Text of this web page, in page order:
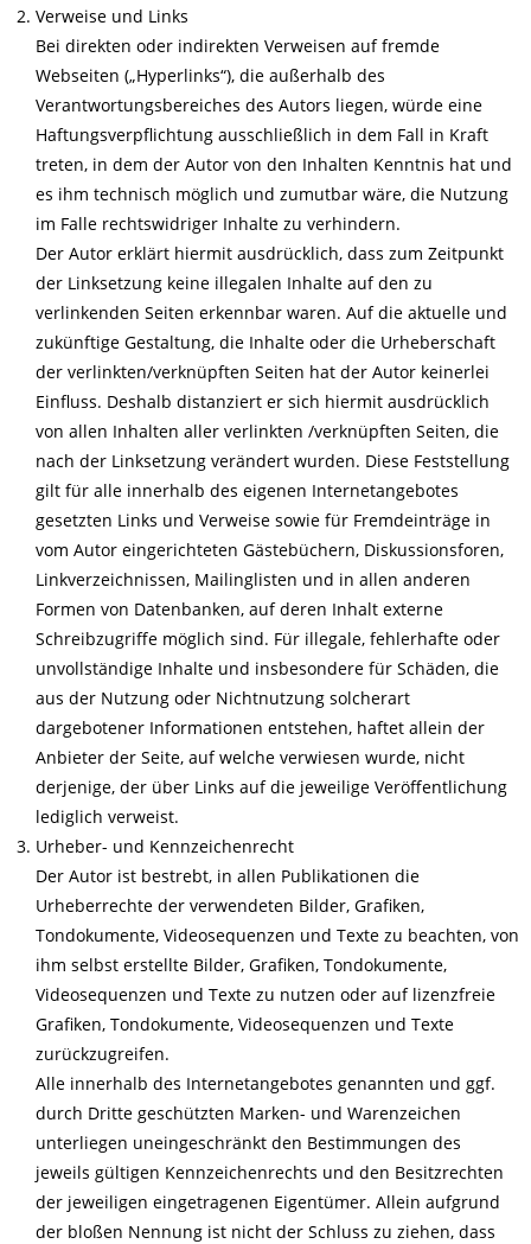
Verweise und Links
Bei direkten oder indirekten Verweisen auf fremde
Webseiten („Hyperlinks“), die außerhalb des
Verantwortungsbereiches des Autors liegen, würde eine
Haftungsverpflichtung ausschließlich in dem Fall in Kraft
treten, in dem der Autor von den Inhalten Kenntnis hat und
es ihm technisch möglich und zumutbar wäre, die Nutzung
im Falle rechtswidriger Inhalte zu verhindern.
Der Autor erklärt hiermit ausdrücklich, dass zum Zeitpunkt
der Linksetzung keine illegalen Inhalte auf den zu
verlinkenden Seiten erkennbar waren. Auf die aktuelle und
zukünftige Gestaltung, die Inhalte oder die Urheberschaft
der verlinkten/verknüpften Seiten hat der Autor keinerlei
Einfluss. Deshalb distanziert er sich hiermit ausdrücklich
von allen Inhalten aller verlinkten /verknüpften Seiten, die
nach der Linksetzung verändert wurden. Diese Feststellung
gilt für alle innerhalb des eigenen Internetangebotes
gesetzten Links und Verweise sowie für Fremdeinträge in
vom Autor eingerichteten Gästebüchern, Diskussionsforen,
Linkverzeichnissen, Mailinglisten und in allen anderen
Formen von Datenbanken, auf deren Inhalt externe
Schreibzugriffe möglich sind. Für illegale, fehlerhafte oder
unvollständige Inhalte und insbesondere für Schäden, die
aus der Nutzung oder Nichtnutzung solcherart
dargebotener Informationen entstehen, haftet allein der
Anbieter der Seite, auf welche verwiesen wurde, nicht
derjenige, der über Links auf die jeweilige Veröffentlichung
lediglich verweist.
Urheber- und Kennzeichenrecht
Der Autor ist bestrebt, in allen Publikationen die
Urheberrechte der verwendeten Bilder, Grafiken,
Tondokumente, Videosequenzen und Texte zu beachten, von
ihm selbst erstellte Bilder, Grafiken, Tondokumente,
Videosequenzen und Texte zu nutzen oder auf lizenzfreie
Grafiken, Tondokumente, Videosequenzen und Texte
zurückzugreifen.
Alle innerhalb des Internetangebotes genannten und ggf.
durch Dritte geschützten Marken- und Warenzeichen
unterliegen uneingeschränkt den Bestimmungen des
jeweils gültigen Kennzeichenrechts und den Besitzrechten
der jeweiligen eingetragenen Eigentümer. Allein aufgrund
der bloßen Nennung ist nicht der Schluss zu ziehen, dass